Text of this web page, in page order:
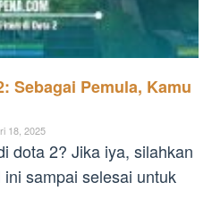
Sebagai Pemula, Kamu
18, 2025
dota 2? Jika iya, silahkan
sampai selesai untuk